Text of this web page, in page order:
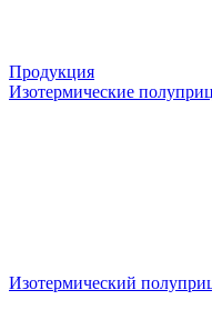
Продукция
Изотермические
Изотермический